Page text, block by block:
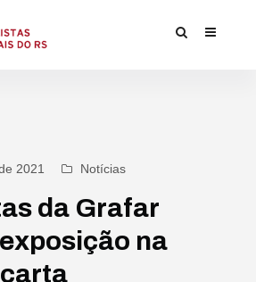
2021 Notícias
da Grafar
na